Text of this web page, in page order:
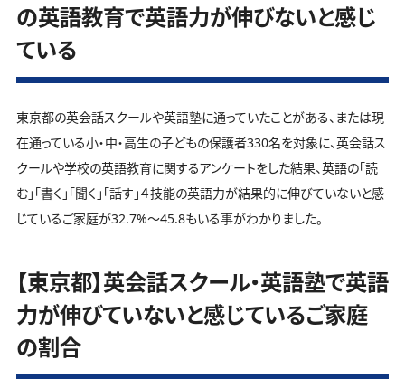
の英語教育で英語力が伸びないと感じ
ている
東京都の英会話スクールや英語塾に通っていたことがある、または現
在通っている小・中・高生の子どもの保護者330名を対象に、英会話ス
クールや学校の英語教育に関するアンケートをした結果、英語の「読
む」「書く」「聞く」「話す」４技能の英語力が結果的に伸びていないと感
じているご家庭が32.7%～45.8もいる事がわかりました。
【東京都】英会話スクール・英語塾で英語
力が伸びていないと感じているご家庭
の割合